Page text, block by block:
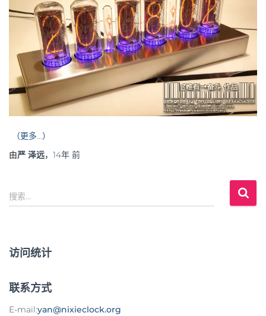
（更多…）
由严 泽远， 14年 前
搜
索
搜索…
访问统计
联系方式
E-mail:yan@nixieclock.org